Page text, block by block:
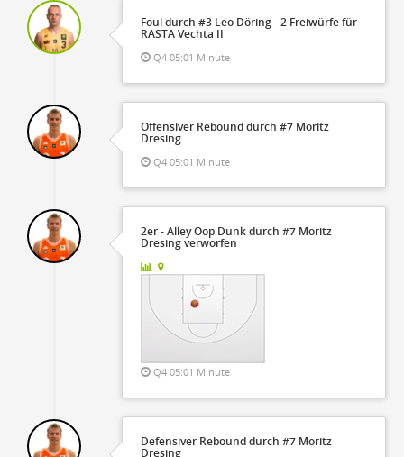
Foul durch #3 Leo Döring - 2 Freiwürfe für
RASTA Vechta II
Q4 05:01 Minute
Offensiver Rebound durch #7 Moritz
Dresing
Q4 05:01 Minute
2er - Alley Oop Dunk durch #7 Moritz
Dresing verworfen
Q4 05:01 Minute
Defensiver Rebound durch #7 Moritz
Dresing